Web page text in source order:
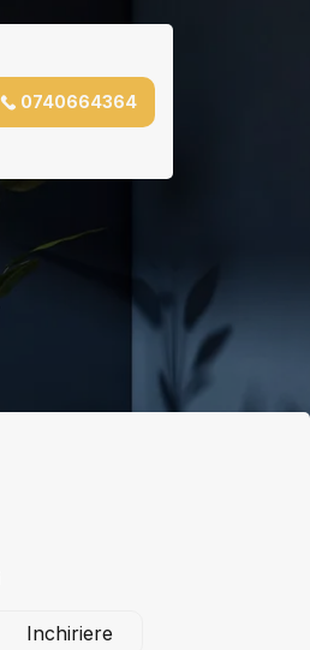
0740664364
Inchiriere